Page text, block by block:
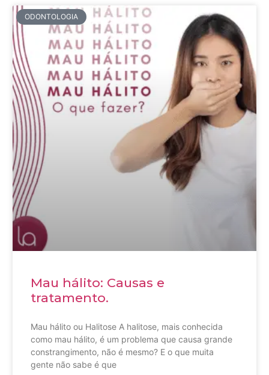
ODONTOLOGIA
Mau hálito: Causas e
tratamento.
Mau hálito ou Halitose A halitose, mais conhecida
como mau hálito, é um problema que causa grande
constrangimento, não é mesmo? E o que muita
gente não sabe é que